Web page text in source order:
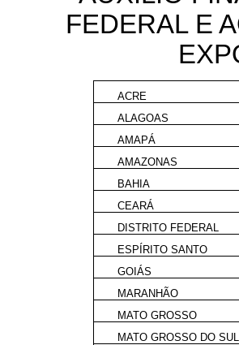
FEDERAL E
ACRE
ALAGOAS
AMAPÁ
AMAZONAS
BAHIA
CEARÁ
DISTRITO FEDERAL
ESPÍRITO SANTO
GOIÁS
MARANHÃO
MATO GROSSO
MATO GROSSO DO SUL